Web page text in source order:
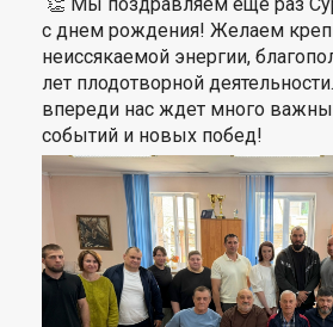
с днем рождения! Желаем
неиссякаемой энергии,
лет плодотворной
впереди нас ждет много
событий и новых побед!